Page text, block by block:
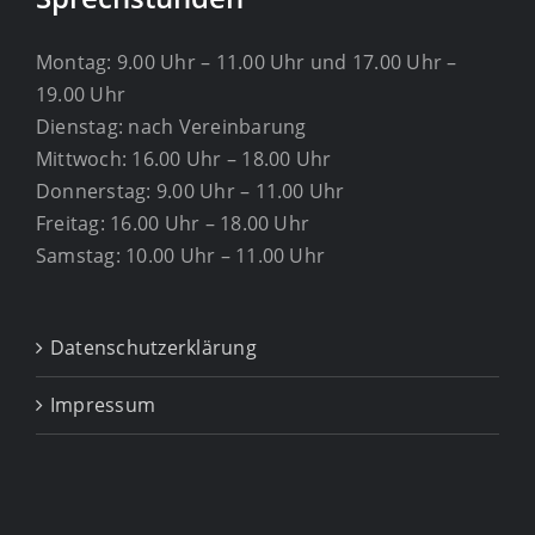
Montag: 9.00 Uhr – 11.00 Uhr und 17.00 Uhr –
19.00 Uhr
Dienstag: nach Vereinbarung
Mittwoch: 16.00 Uhr – 18.00 Uhr
Donnerstag: 9.00 Uhr – 11.00 Uhr
Freitag: 16.00 Uhr – 18.00 Uhr
Samstag: 10.00 Uhr – 11.00 Uhr
Datenschutzerklärung
Impressum